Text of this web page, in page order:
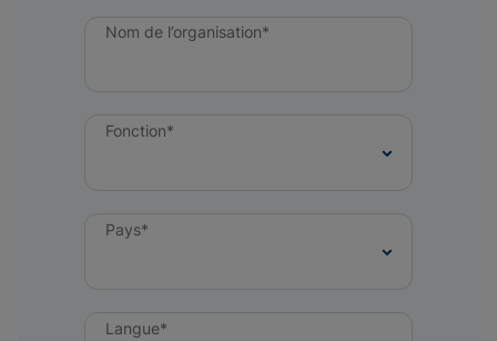
Nom de l’organisation*
Fonction*
Pays*
Langue*